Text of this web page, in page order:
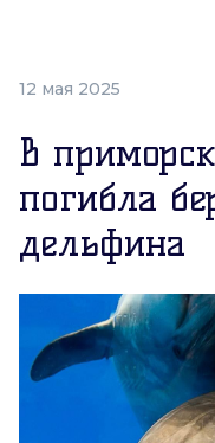
12 мая 2025
В
погибла
дельфина